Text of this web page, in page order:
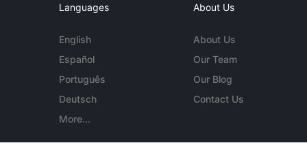
Languages
English
Español
Português
Deutsch
More...
About Us
About Us
Our Team
Our Blog
Contact Us